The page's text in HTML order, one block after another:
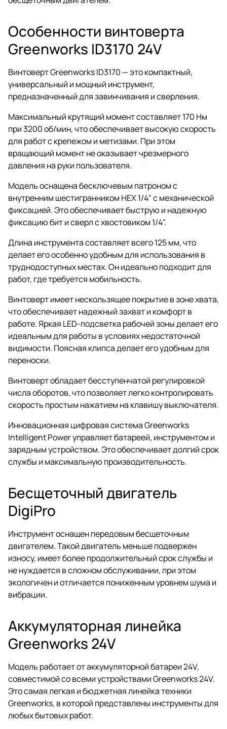
Особенности винтоверта
Greenworks ID3170 24V
Винтоверт Greenworks ID3170 — это компактный,
универсальный и мощный инструмент,
предназначенный для завинчивания и сверления.
Максимальный крутящий момент составляет 170 Нм
при 3200 об/мин, что обеспечивает высокую скорость
для работ с крепежом и метизами. При этом
вращающий момент не оказывает чрезмерного
давления на руки пользователя.
Модель оснащена бесключевым патроном с
внутренним шестигранником HEX 1/4" с механической
фиксацией. Это обеспечивает быструю и надежную
фиксацию бит и сверл с хвостовиком 1/4".
Длина инструмента составляет всего 125 мм, что
делает его особенно удобным для использования в
труднодоступных местах. Он идеально подходит для
работ, где требуется мобильность.
Винтоверт имеет нескользящее покрытие в зоне хвата,
что обеспечивает надежный захват и комфорт в
работе. Яркая LED-подсветка рабочей зоны делает его
идеальным для работы в условиях недостаточной
видимости. Поясная клипса делает его удобным для
переноски.
Винтоверт обладает бесступенчатой регулировкой
числа оборотов, что позволяет легко контролировать
скорость простым нажатием на клавишу выключателя.
Инновационная цифровая система Greenworks
Intelligent Power управляет батареей, инструментом и
зарядным устройством. Это обеспечивает долгий срок
службы и максимальную производительность.
Бесщеточный двигатель
DigiPro
Инструмент оснащен передовым бесщеточным
двигателем. Такой двигатель меньше подвержен
износу, имеет более продолжительный срок службы и
не нуждается в сложном обслуживании, при этом
экологичен и отличается пониженным уровнем шума и
вибрации.
Аккумуляторная линейка
Greenworks 24V
Модель работает от аккумуляторной батареи 24V,
совместимой со всеми устройствами Greenworks 24V.
Это самая легкая и бюджетная линейка техники
Greenworks, в которой представлены инструменты для
любых бытовых работ.